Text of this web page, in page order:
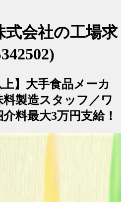
式会社の工場求
上】大手食品メーカ
製造スタッフ／ワ
料最大3万円支給！